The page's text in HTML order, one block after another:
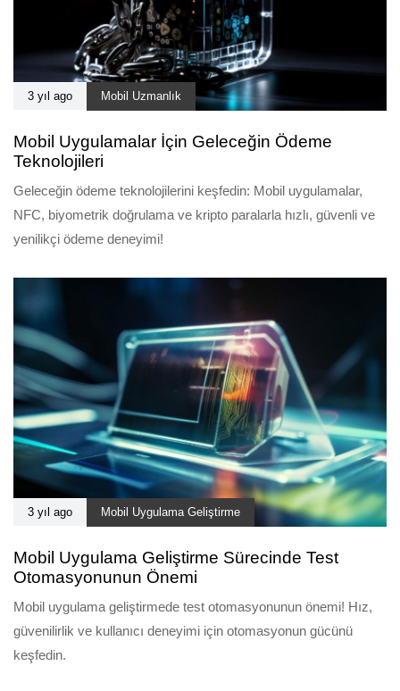
3 yıl ago Mobil Uzmanlık
Mobil Uygulamalar İçin Geleceğin Ödeme
Teknolojileri
Geleceğin ödeme teknolojilerini keşfedin: Mobil uygulamalar,
NFC, biyometrik doğrulama ve kripto paralarla hızlı, güvenli ve
yenilikçi ödeme deneyimi!
3 yıl ago Mobil Uygulama Geliştirme
Mobil Uygulama Geliştirme Sürecinde Test
Otomasyonunun Önemi
Mobil uygulama geliştirmede test otomasyonunun önemi! Hız,
güvenilirlik ve kullanıcı deneyimi için otomasyonun gücünü
keşfedin.